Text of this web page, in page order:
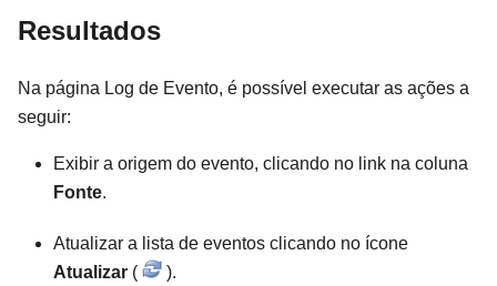
Resultados
Na página Log de Evento, é possível executar as ações a
seguir:
Exibir a origem do evento, clicando no link na coluna
Fonte.
Atualizar a lista de eventos clicando no ícone
Atualizar ( ).